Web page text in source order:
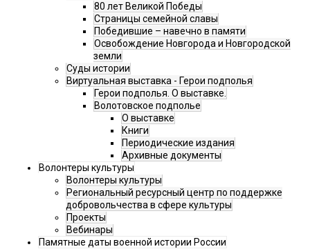
80 лет Великой Победы
Страницы семейной славы
Победившие – навечно в памяти
Освобождение Новгорода и Новгородской
земли
Суды истории
Виртуальная выставка - Герои подполья
Герои подполья. О выставке.
Волотовское подполье
О выставке
Книги
Периодические издания
Архивные документы
Волонтеры культуры
Волонтеры культуры
Региональный ресурсный центр по поддержке
добровольчества в сфере культуры
Проекты
Вебинары
Памятные даты военной истории России